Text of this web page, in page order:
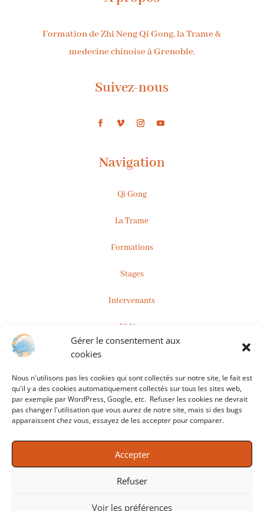
Gérer le consentement aux
cookies
Nous n'utilisons pas les cookies qui sont collectés sur notre site, le fait est
qu'il y a des cookies automatiquement collectés sur tous les sites web,
par exemple par WordPress, Google, etc. Refuser les cookies ne devrait
pas changer l'utilisation que vous aurez de notre site, mais si des bugs
apparaissent chez vous, essayez de les accepter pour comparer.
Accepter
Refuser
Voir les préférences
Formation de Zhi Neng Qi Gong, la Trame &
medecine chinoise à Grenoble.
Suivez-nous
Navigation
Qi Gong
La Trame
Formations
Stages
Intervenants
Vidéos
Adresse de courrier électronique: